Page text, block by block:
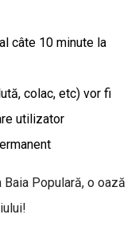
câte 10 minute la
colac, etc) vor fi
utilizator
Populară, o oază